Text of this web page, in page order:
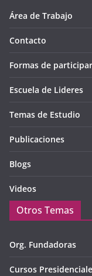
Área de Trabajo
Contacto
Formas de participar
Escuela de Lideres
Temas de Estudio
Publicaciones
Blogs
Videos
Otros Temas
Org. Fundadoras
Cursos